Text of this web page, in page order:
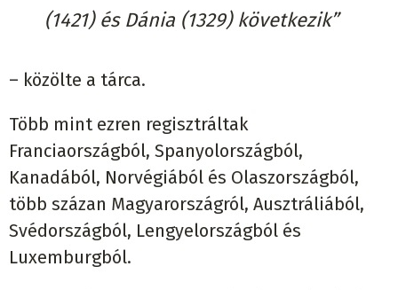
(1421) és Dánia (1329) következik”
– közölte a tárca.
Több mint ezren regisztráltak
Franciaországból, Spanyolországból,
Kanadából, Norvégiából és Olaszországból,
több százan Magyarországról, Ausztráliából,
Svédországból, Lengyelországból és
Luxemburgból.